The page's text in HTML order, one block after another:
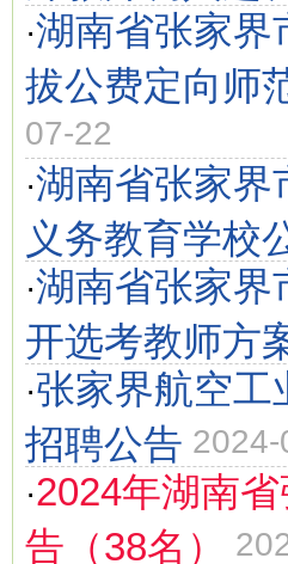
·湖南省张家界
拔公费定向师
07-22
·湖南省张家界
义务教育学校
·湖南省张家界
开选考教师方
·张家界航空工
招聘公告 2024-
·2024年湖南
告（38名）